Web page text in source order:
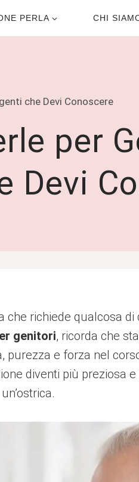
PERLA CHI
che Devi Conoscere
per
Devi
richiede qualcosa
genitori, ricorda che
e forza nel
diventi più preziosa